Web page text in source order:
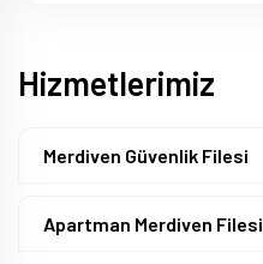
Hizmetlerimiz
Merdiven Güvenlik Filesi
Apartman Merdiven Filesi